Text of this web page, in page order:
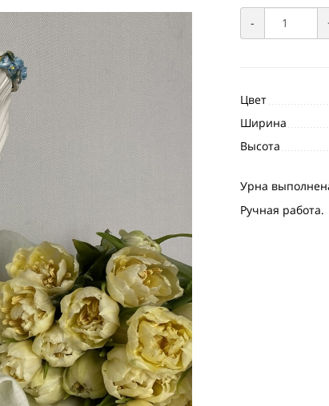
-
Цвет
Ширина
Высота
Урна
Ручная работа.